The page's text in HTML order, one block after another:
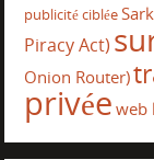
publicité ciblée
Piracy Act)
Onion Router)
privée web